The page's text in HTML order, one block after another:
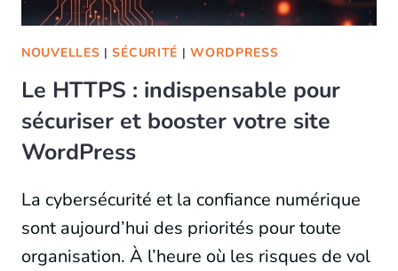
NOUVELLES |SÉCURITÉ |WORDPRESS
Le HTTPS : indispensable pour
sécuriser et booster votre site
WordPress
La cybersécurité et la confiance numérique
sont aujourd’hui des priorités pour toute
organisation. À l’heure où les risques de vol